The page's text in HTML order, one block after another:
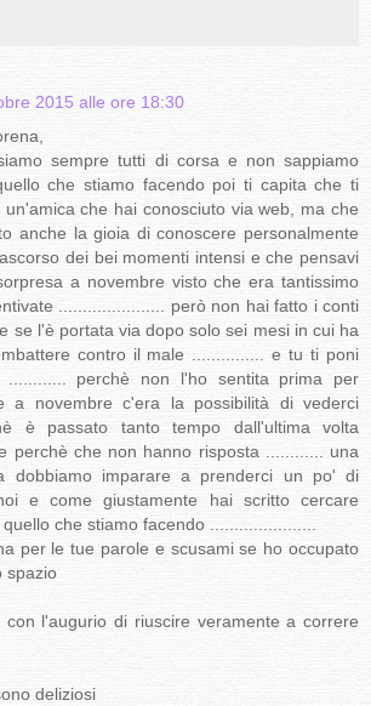
2015 alle ore 18:30
sempre tutti di corsa e non sappiamo
che stiamo facendo poi ti capita che ti
un'amica che hai conosciuto via web, ma che
anche la gioia di conoscere personalmente
dei bei momenti intensi e che pensavi
a novembre visto che era tantissimo
...................... però non hai fatto i conti
se l'è portata via dopo solo sei mesi in cui ha
contro il male ............... e tu ti poni
............ perchè non l'ho sentita prima per
a novembre c'era la possibilità di vederci
è passato tanto tempo dall'ultima volta
perchè che non hanno risposta ............ una
dobbiamo imparare a prenderci un po' di
e come giustamente hai scritto cercare
che stiamo facendo ......................
per le tue parole e scusami se ho occupato
spazio
con l'augurio di riuscire veramente a correre
deliziosi